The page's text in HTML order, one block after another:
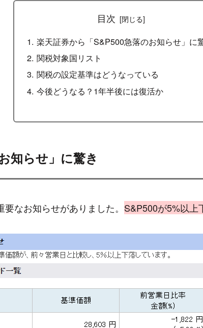
目次
楽天証券から「S&P500急落のお知らせ」に
関税対象国リスト
関税の設定基準はどうなっている
今後どうなる？1年半後には復活か
知らせ」に驚き
なお知らせがありました。 S&P500が5%以上